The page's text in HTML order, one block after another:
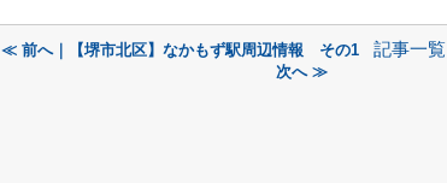
≪ 前へ｜【堺市北区】なかもず駅周辺情報 その1 記事一覧
次へ ≫